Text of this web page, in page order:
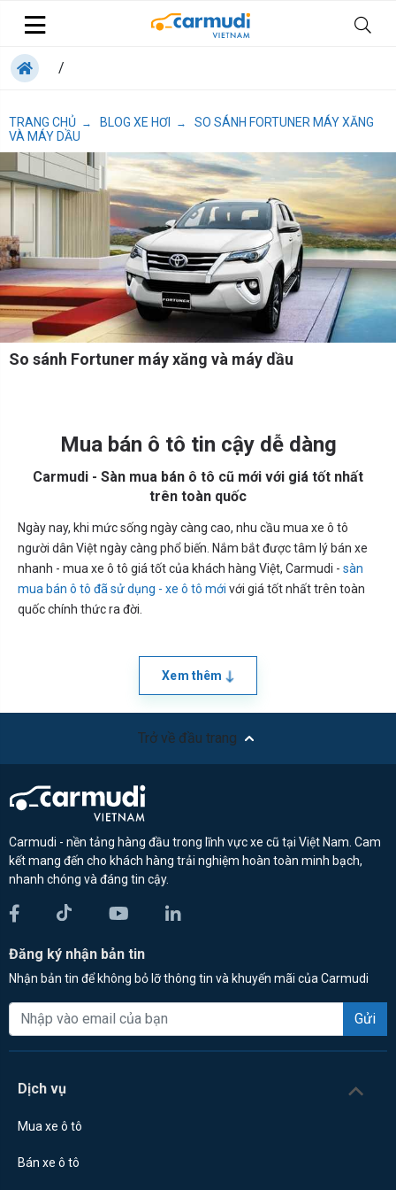
/
TRANG CHỦ → BLOG XE HƠI → SO SÁNH FORTUNER MÁY XĂNG
VÀ MÁY DẦU
So sánh Fortuner máy xăng và máy dầu
Mua bán ô tô tin cậy dễ dàng
Carmudi - Sàn mua bán ô tô cũ mới với giá tốt nhất
trên toàn quốc
Ngày nay, khi mức sống ngày càng cao, nhu cầu mua xe ô tô
người dân Việt ngày càng phổ biến. Nắm bắt được tâm lý bán xe
nhanh - mua xe ô tô giá tốt của khách hàng Việt, Carmudi - sàn
mua bán ô tô đã sử dụng - xe ô tô mới với giá tốt nhất trên toàn
quốc chính thức ra đời.
Xem thêm
Trở về đầu trang
Carmudi - nền tảng hàng đầu trong lĩnh vực xe cũ tại Việt Nam. Cam
kết mang đến cho khách hàng trải nghiệm hoàn toàn minh bạch,
nhanh chóng và đáng tin cậy.
Đăng ký nhận bản tin
Nhận bản tin để không bỏ lỡ thông tin và khuyến mãi của Carmudi
Gửi
Dịch vụ
Mua xe ô tô
Bán xe ô tô